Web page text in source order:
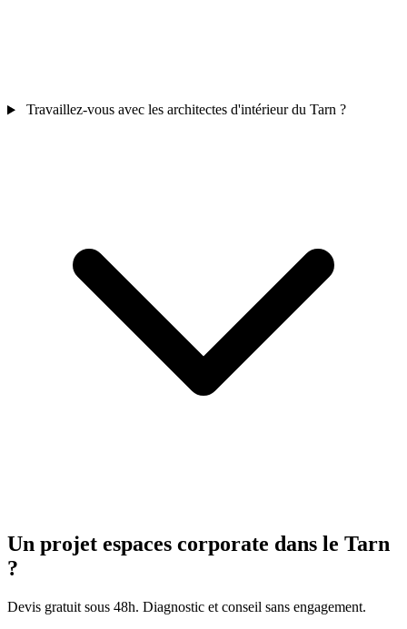
Travaillez-vous avec les architectes d'intérieur du Tarn ?
Un projet espaces corporate dans le Tarn
?
Devis gratuit sous 48h. Diagnostic et conseil sans engagement.